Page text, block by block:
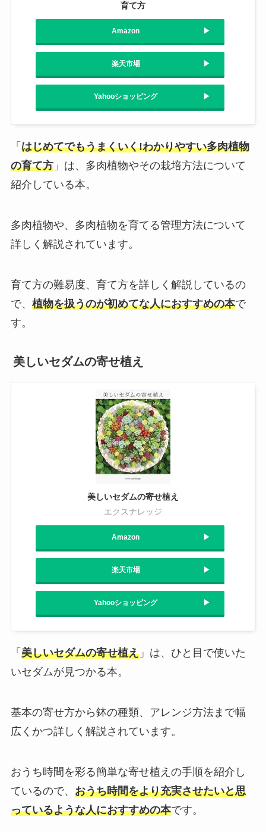
育て方
Amazon
楽天市場
Yahooショッピング
「 はじめてでもうまくいく!わかりやすい多肉植物
の育て方」は、多肉植物やその栽培方法について
紹介している本。
多肉植物や、多肉植物を育てる管理方法について
詳しく解説されています。
育て方の難易度、育て方を詳しく解説しているの
で、 植物を扱うのが初めてな人におすすめの本で
す。
美しいセダムの寄せ植え
美しいセダムの寄せ植え
エクスナレッジ
Amazon
楽天市場
Yahooショッピング
「 美しいセダムの寄せ植え」は、ひと目で使いた
いセダムが見つかる本。
基本の寄せ方から鉢の種類、アレンジ方法まで幅
広くかつ詳しく解説されています。
おうち時間を彩る簡単な寄せ植えの手順を紹介し
ているので、 おうち時間をより充実させたいと思
っているような人におすすめの本です。